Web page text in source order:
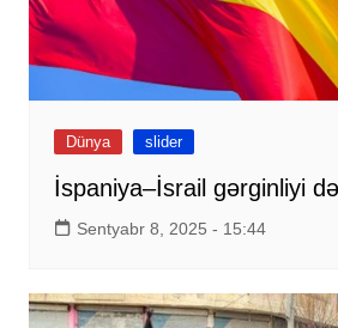
Dünya slider
İspaniya–İsrail gərginliyi
Sentyabr 8, 2025 - 15:44